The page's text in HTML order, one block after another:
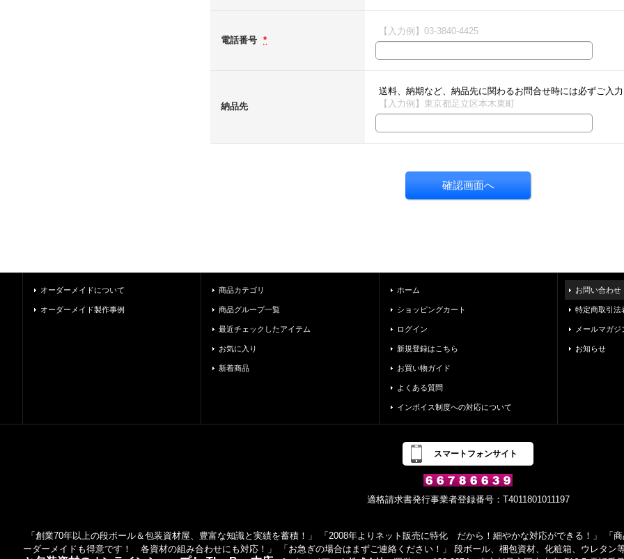
電話番号 *
【入力例】03-3840-4425
納品先
送料、納期など、納品先に関わるお問合せ時には必ずご入
【入力例】東京都足立区本木東町
オーダーメイドについて
オーダーメイド製作事例
商品カテゴリ
商品グループ一覧
最近チェックしたアイテム
お気に入り
新着商品
ホーム
ショッピングカート
ログイン
新規登録はこちら
お買い物ガイド
よくある質問
インボイス制度への対応について
お問い合わせ
特定商取引法
メールマガジ
お知らせ
スマートフォンサイト
適格請求書発行事業者登録番号：T4011801011197
「創業70年以上の段ボール＆包装資材屋、豊富な知識と実績を蓄積！」 「2008年よりネット販売に特化 だから！細やかな対応ができる！」
ーダーメイドも得意です！ 各資材の組み合わせにも対応！」 「お急ぎの場合はまずご連絡ください！」 段ボール、梱包資材、化粧箱、ウレタ